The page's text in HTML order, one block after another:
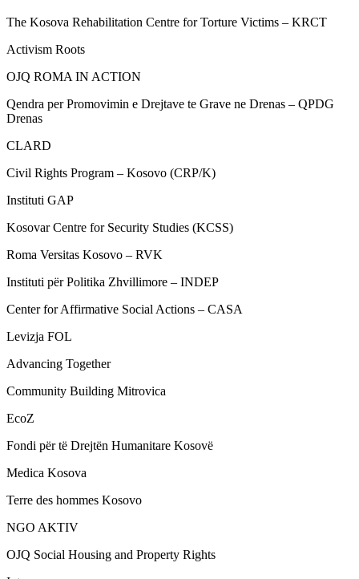
The Kosova Rehabilitation Centre for Torture Victims – KRCT
Activism Roots
OJQ ROMA IN ACTION
Qendra per Promovimin e Drejtave te Grave ne Drenas – QPDG
Drenas
CLARD
Civil Rights Program – Kosovo (CRP/K)
Instituti GAP
Kosovar Centre for Security Studies (KCSS)
Roma Versitas Kosovo – RVK
Instituti për Politika Zhvillimore – INDEP
Center for Affirmative Social Actions – CASA
Levizja FOL
Advancing Together
Community Building Mitrovica
EcoZ
Fondi për të Drejtën Humanitare Kosovë
Medica Kosova
Terre des hommes Kosovo
NGO AKTIV
OJQ Social Housing and Property Rights